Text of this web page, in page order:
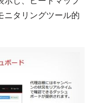
ニタリングツール的